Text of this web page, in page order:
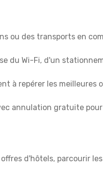
ou des transports en
du Wi-Fi, d'un
à repérer les meilleures
annulation gratuite
d'hôtels, parcourir